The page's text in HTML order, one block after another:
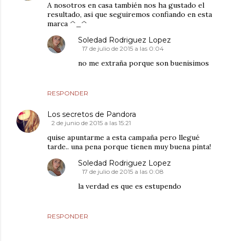
A nosotros en casa también nos ha gustado el
resultado, asi que seguiremos confiando en esta
marca ^_^
RESPONDER
Soledad Rodriguez Lopez
17 de julio de 2015 a las 0:04
no me extraña porque son buenisimos
Los secretos de Pandora
2 de junio de 2015 a las 15:21
quise apuntarme a esta campaña pero llegué
tarde.. una pena porque tienen muy buena pinta!
RESPONDER
Soledad Rodriguez Lopez
17 de julio de 2015 a las 0:08
la verdad es que es estupendo